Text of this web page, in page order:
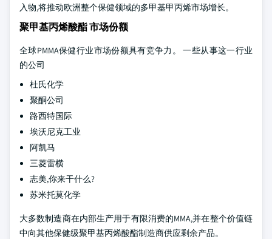
入物,将推动欧洲整个保健领域的多甲基甲丙烯市场增长。
聚甲基丙烯酸酯 市场份额
全球PMMA保健行业市场份额具有竞争力。 一些从事这一行业
的公司
杜氏化学
聚酮公司
路西特国际
埃沃尼克工业
阿凯马
三菱雷横
志美,你来干什么?
苏米托莫化学
大多数制造商在内部生产用于有限消费的MMA,并在整个价值链
中向其他保健级聚甲基丙烯酸酯制造商供应剩余产品。